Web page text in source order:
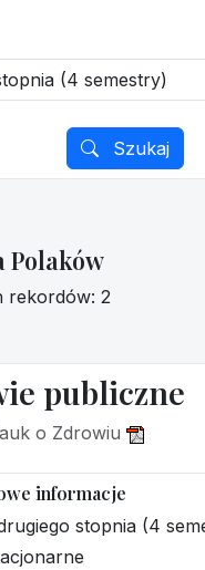
Szukaj
Polaków
rekordów: 2
publiczne
o Zdrowiu
informacje
stopnia (4